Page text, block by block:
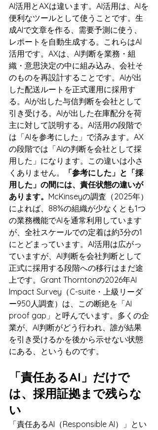
AI活用とAXは違います。AI活用は、AIを
便利なツールとして使うことです。生
成AIで文章を作る、需要予測に使う、
レポートを自動生成する。これらはAI
活用です。AXは、AI判断を業務・組
織・意思決定の中に組み込み、会社そ
のものを再設計することです。AIが出
した配送ルートを正式運用に採用す
る。AIが出した与信判断を会社として
引き受ける。AIが出した在庫配分を荷
主に対して説明する。AI活用の段階で
は「AIを参考にした」で済みます。AX
の段階では「AIの判断を会社として採
用した」になります。この違いは小さ
くありません。
「参考にした」と「採
用した」の間には、責任状態の違いが
あります。 McKinseyの調査（2025年）
によれば、88%の組織が少なくとも1つ
の業務機能でAIを通常利用しています
が、全社スケールでの定着は約3分の1
にとどまっています。AI活用は広がっ
ていますが、AI判断を会社判断として
正式に採用する段階への移行はまだ途
上です。Grant Thorntonの2026年AI
Impact Survey（C-suite・上級リーダ
ー950人調査）は、この断絶を「AI
proof gap」と呼んでいます。多くの企
業が、AI判断がどう行われ、誰が結果
を引き受けるかを後から示せない状態
にある、というものです。
「責任あるAI」だけで
は、採用証拠まで残らな
い
「責任あるAI（Responsible AI）」とい